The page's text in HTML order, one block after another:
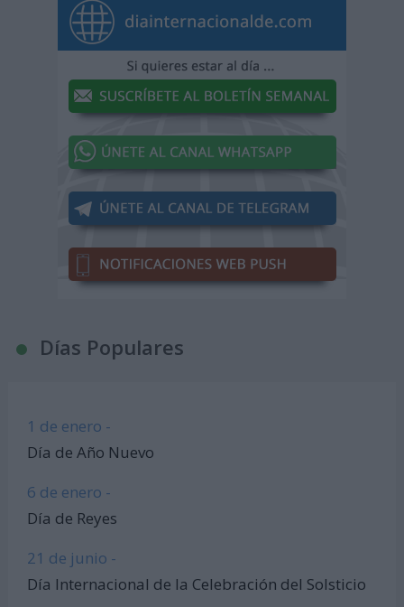
Días Populares
1 de enero -
Día de Año Nuevo
6 de enero -
Día de Reyes
21 de junio -
Día Internacional de la Celebración del Solsticio